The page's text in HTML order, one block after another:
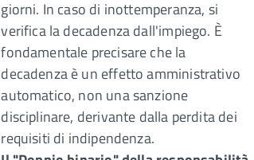
giorni. In caso di inottemperanza, si
verifica la decadenza dall'impiego. È
fondamentale precisare che la
decadenza è un effetto amministrativo
automatico, non una sanzione
disciplinare, derivante dalla perdita dei
requisiti di indipendenza.